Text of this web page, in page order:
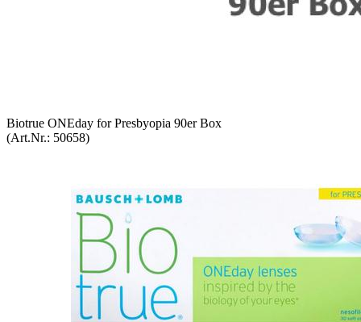
Bio­true ONE­day for Pres­by­opia 90er Box
(Art.Nr.: 50658)